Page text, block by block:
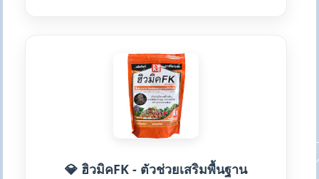
💎 ฮิวมิคFK - ตัวช่วยเสริมพื้นฐาน